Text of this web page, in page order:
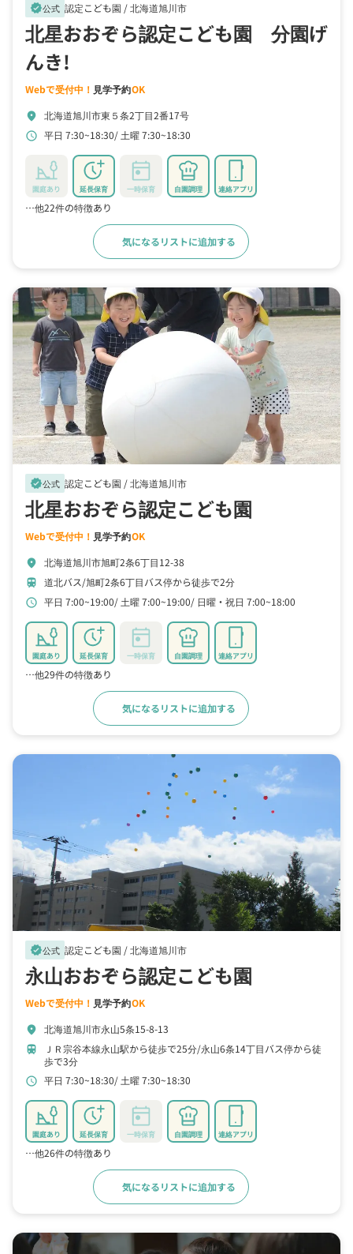
verified公式 認定こども園 /北海道旭川市
北星おおぞら認定こども園 分園げ
んき!
Webで受付中！ 見学予約OK
location_on 北海道旭川市東５条2丁目2番17号
schedule 平日 7:30~18:30 土曜 7:30~18:30
園庭あり 延長保育 一時保育 自園調理 連絡アプリ
…他22件の特徴あり
気になるリストに追加する
verified公式 認定こども園 /北海道旭川市
北星おおぞら認定こども園
Webで受付中！ 見学予約OK
location_on 北海道旭川市旭町2条6丁目12-38
train 道北バス/旭町2条6丁目バス停から徒歩で2分
schedule 平日 7:00~19:00 土曜 7:00~19:00 日曜・祝日 7:00~18:00
園庭あり 延長保育 一時保育 自園調理 連絡アプリ
…他29件の特徴あり
気になるリストに追加する
verified公式 認定こども園 /北海道旭川市
永山おおぞら認定こども園
Webで受付中！ 見学予約OK
location_on 北海道旭川市永山5条15-8-13
train ＪＲ宗谷本線永山駅から徒歩で25分 永山6条14丁目バス停から徒
歩で3分
schedule 平日 7:30~18:30 土曜 7:30~18:30
園庭あり 延長保育 一時保育 自園調理 連絡アプリ
…他26件の特徴あり
気になるリストに追加する